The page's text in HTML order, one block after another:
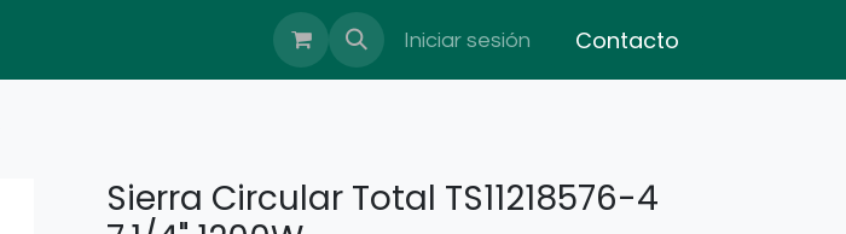
Iniciar sesión Contacto
Sierra Circular Total TS11218576-4